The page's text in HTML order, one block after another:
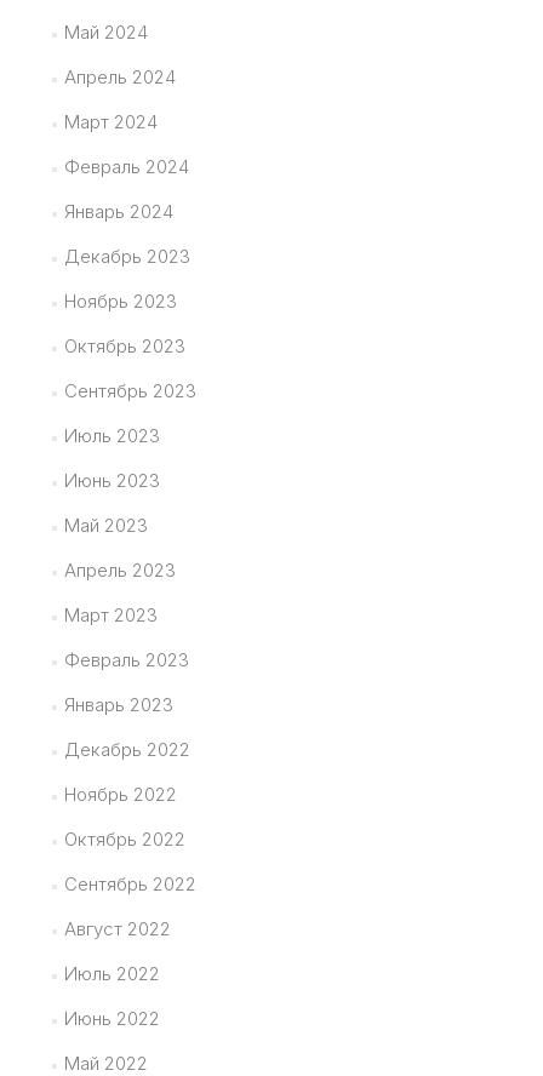
Май 2024
Апрель 2024
Март 2024
Февраль 2024
Январь 2024
Декабрь 2023
Ноябрь 2023
Октябрь 2023
Сентябрь 2023
Июль 2023
Июнь 2023
Май 2023
Апрель 2023
Март 2023
Февраль 2023
Январь 2023
Декабрь 2022
Ноябрь 2022
Октябрь 2022
Сентябрь 2022
Август 2022
Июль 2022
Июнь 2022
Май 2022